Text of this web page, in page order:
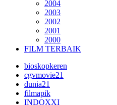
2004
2003
2002
2001
2000
FILM TERBAIK
bioskopkeren
cgvmovie21
dunia21
filmapik
INDOXXI